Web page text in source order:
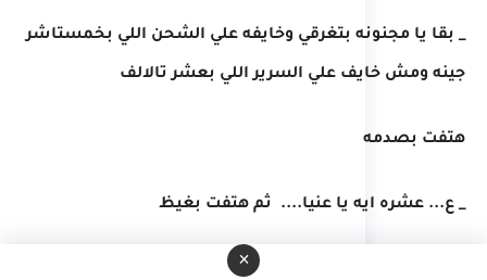
_ بقا يا مجنونه بتغرقي وخايفه علي الشحن اللي بخمستاشر
جينه ومش خايف علي السرير اللي بعشر تالالف
هتفت بصدمه
_ ع... عشره ايه يا عنيا.... ثم هتفت بغيظ
_ اخس علي الرجوله بقا يا راجل يا ندل هانت عليك العشره
×